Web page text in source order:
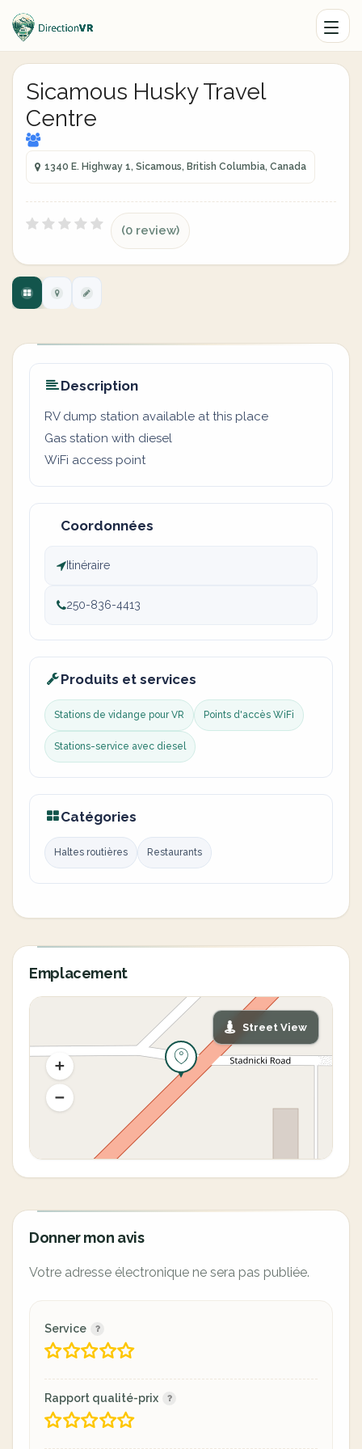
Sicamous Husky Travel
Centre
1340 E. Highway 1, Sicamous, British Columbia, Canada
(0 review)
Description
RV dump station available at this place
Gas station with diesel
WiFi access point
Coordonnées
Itinéraire
250-836-4413
Produits et services
Stations de vidange pour VR Points d'accès WiFi
Stations-service avec diesel
Catégories
Haltes routières Restaurants
Emplacement
Street View
Donner mon avis
Votre adresse électronique ne sera pas publiée.
Service
Rapport qualité-prix